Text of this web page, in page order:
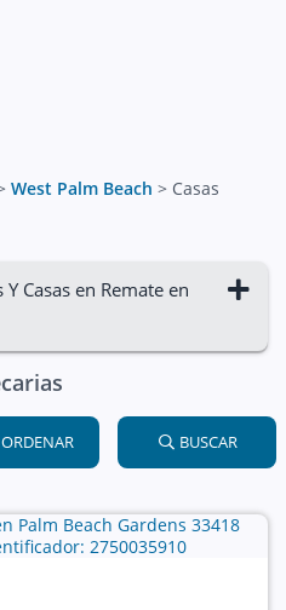
West Palm Beach > Casas
Casas en Remate en
ORDENAR BUSCAR